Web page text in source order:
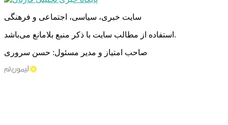
سایت خبری، سیاسی، اجتماعی و فرهنگی
استفاده از مطالب سایت با ذکر منبع بلامانع می‌باشد.
صاحب امتیاز و مدیر مسئول: حسن سروری